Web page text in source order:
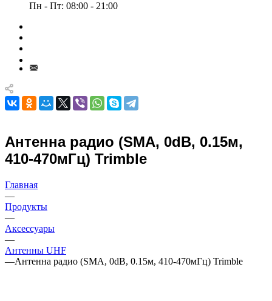
Пн - Пт: 08:00 - 21:00
Антенна радио (SMA, 0dB, 0.15м,
410-470мГц) Trimble
Главная
—
Продукты
—
Аксессуары
—
Антенны UHF
—Антенна радио (SMA, 0dB, 0.15м, 410-470мГц) Trimble